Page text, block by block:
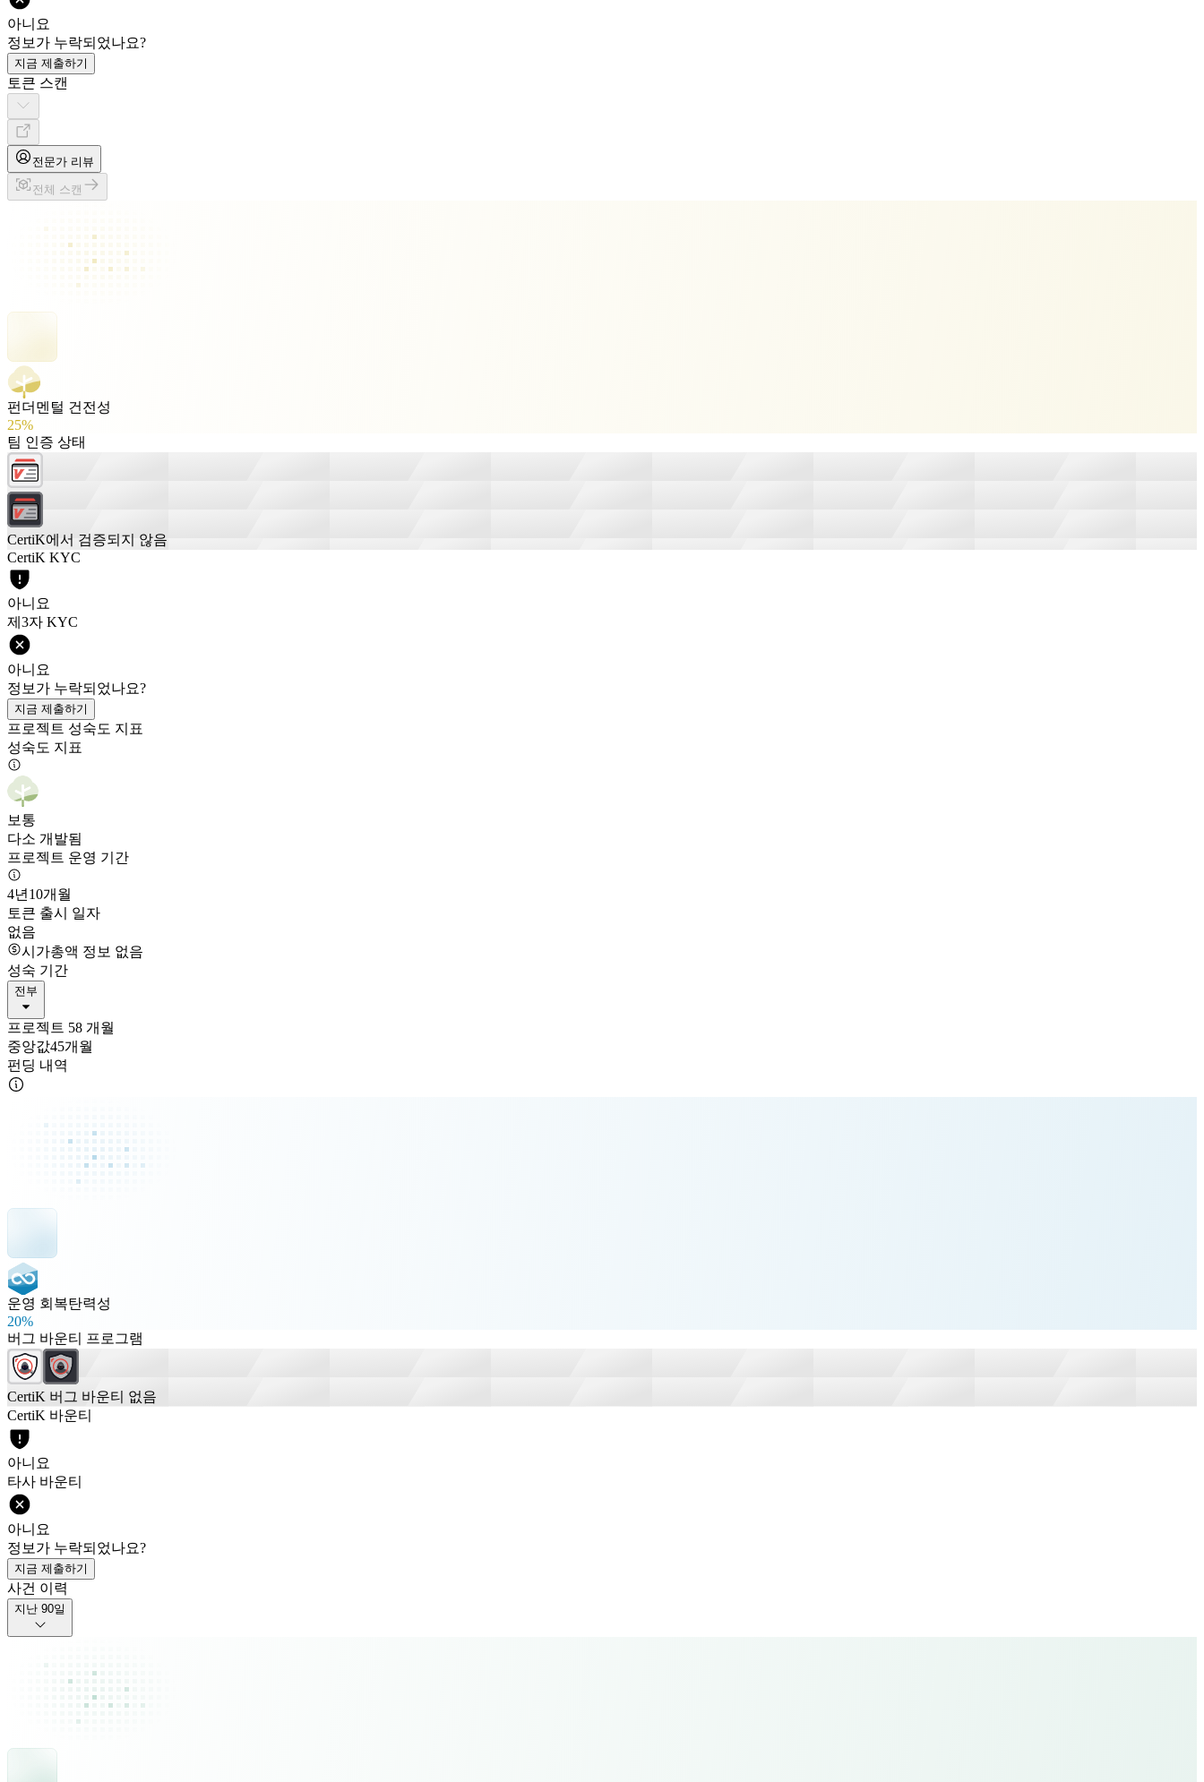
아니요
정보가 누락되었나요?
지금 제출하기
토큰 스캔
전문가 리뷰
전체 스캔
펀더멘털 건전성
25%
팀 인증 상태
CertiK에서 검증되지 않음
CertiK KYC
아니요
제3자 KYC
아니요
정보가 누락되었나요?
지금 제출하기
프로젝트 성숙도 지표
성숙도 지표
보통
다소 개발됨
프로젝트 운영 기간
4년 10개월
토큰 출시 일자
없음
시가총액 정보 없음
성숙 기간
전부
프로젝트 58 개월
중앙값45개월
펀딩 내역
운영 회복탄력성
20%
버그 바운티 프로그램
CertiK 버그 바운티 없음
CertiK 바운티
아니요
타사 바운티
아니요
정보가 누락되었나요?
지금 제출하기
사건 이력
지난 90일